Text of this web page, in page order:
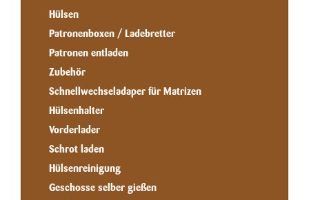
Hülsen
Patronenboxen / Ladebretter
Patronen entladen
Zubehör
Schnellwechseladaper für Matrizen
Hülsenhalter
Vorderlader
Schrot laden
Hülsenreinigung
Geschosse selber gießen